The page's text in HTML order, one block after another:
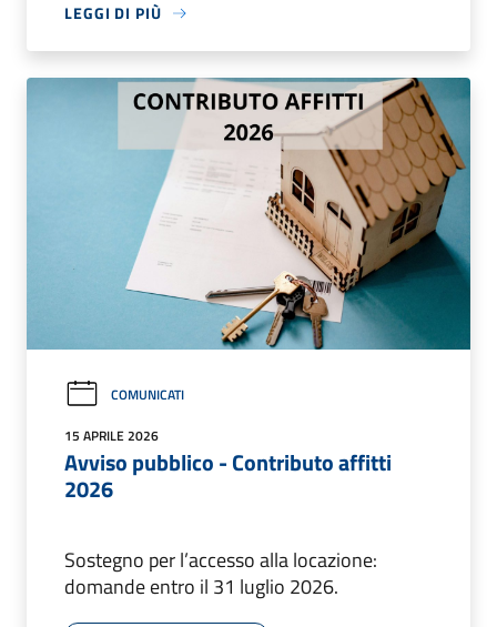
LEGGI DI PIÙ
COMUNICATI
15 APRILE 2026
Avviso pubblico - Contributo affitti
2026
Sostegno per l’accesso alla locazione:
domande entro il 31 luglio 2026.